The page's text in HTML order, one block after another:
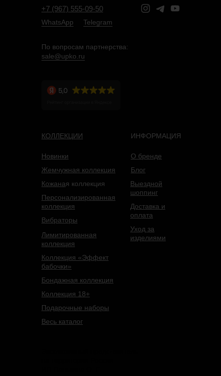
+7 (967) 555-09-50
КОЛЛЕКЦИИ ИНФОРМАЦИЯ
Новинки
Подарочные наборы
Жемчужная коллекция
Кожаная коллекция
Персонализированная
коллекция
Лимитированная
коллекция
Коллекция 18+
Весь каталог
О бренде
Блог
Уход за
изделиями
Коллекция «Эффект
бабочки»
Бондажная коллекция
Выездной
шоппинг
Доставка и
оплата
По вопросам партнерства:
sale@upko.ru
WhatsApp Telegram
Вибраторы